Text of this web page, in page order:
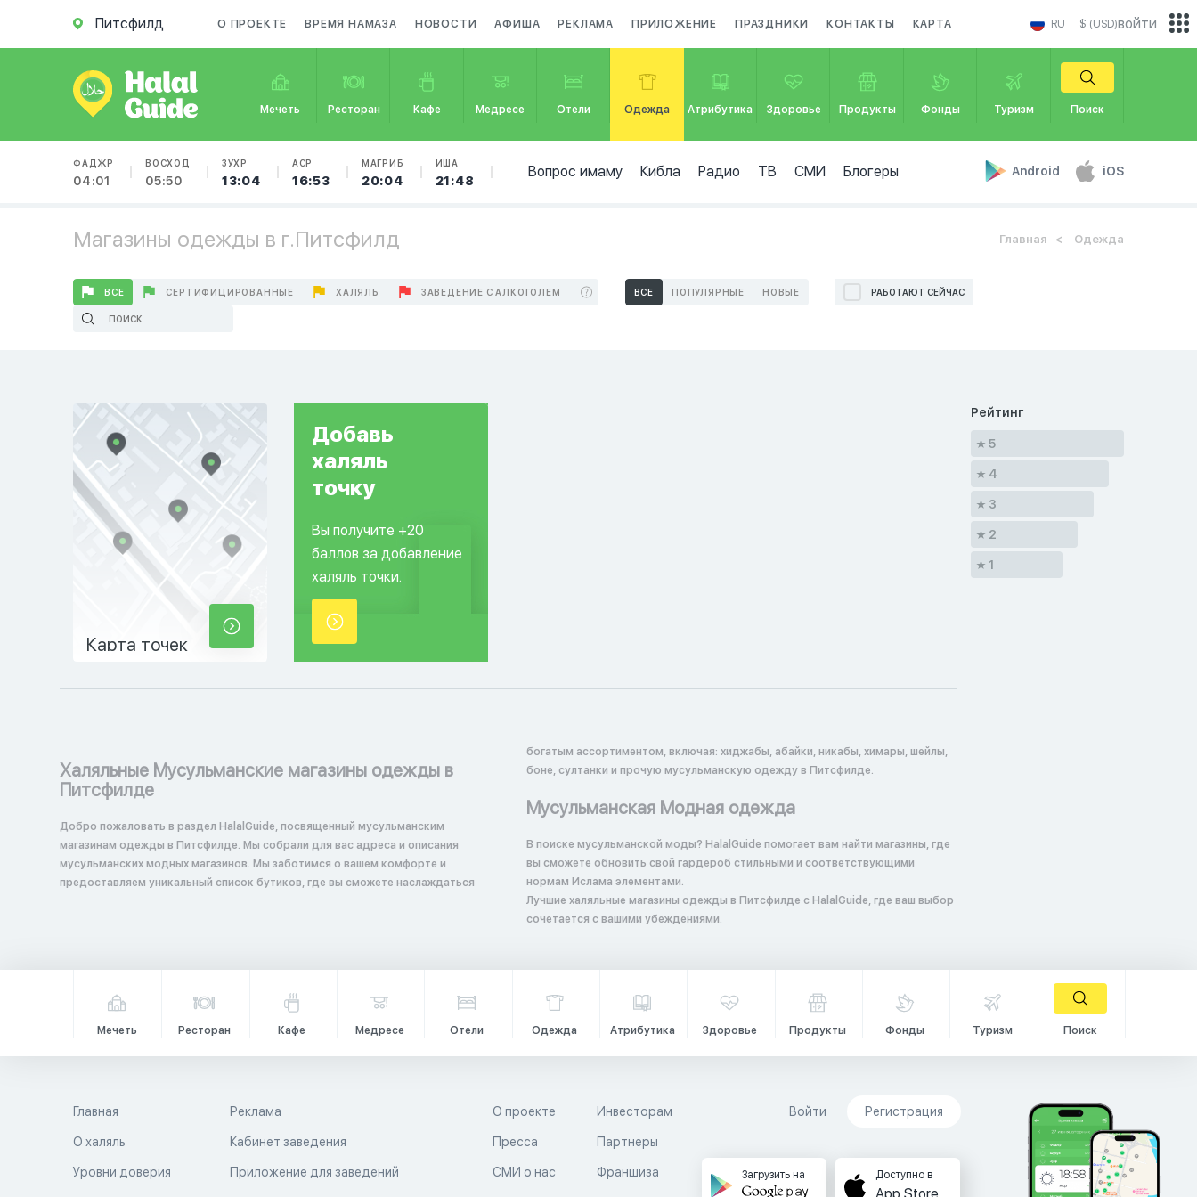
Питсфилд О ПРОЕКТЕ ВРЕМЯ НАМАЗА НОВОСТИ АФИША РЕКЛАМА ПРИЛОЖЕНИЕ ПРАЗДНИКИ КОНТАКТЫ КАРТА RU $ (USD)
Мечеть Ресторан Кафе Медресе Отели Одежда Атрибутика Здоровье Продукты Фонды Туризм Поиск
ФАДЖР
04:01
ВОСХОД
05:50
ЗУХР
13:04
АСР
16:53
МАГРИБ
20:04
ИША
21:48
Вопрос имаму Кибла Радио ТВ СМИ Блогеры Android iOS
войти
Магазины одежды в г.Питсфилд Главная Одежда
ВСЕ СЕРТИФИЦИРОВАННЫЕ ХАЛЯЛЬ ЗАВЕДЕНИЕ С АЛКОГОЛЕМ ВСЕ ПОПУЛЯРНЫЕ НОВЫЕ РАБОТАЮТ СЕЙЧАС
Карта точек
Добавь
халяль
точку
Вы получите +20
баллов за добавление
халяль точки.
Халяльные Мусульманские магазины одежды в
Питсфилде
Добро пожаловать в раздел HalalGuide, посвященный мусульманским
магазинам одежды в Питсфилде. Мы собрали для вас адреса и описания
мусульманских модных магазинов. Мы заботимся о вашем комфорте и
предоставляем уникальный список бутиков, где вы сможете наслаждаться
богатым ассортиментом, включая: хиджабы, абайки, никабы, химары, шейлы,
боне, султанки и прочую мусульманскую одежду в Питсфилде.
Мусульманская Модная одежда
В поиске мусульманской моды? HalalGuide помогает вам найти магазины, где
вы сможете обновить свой гардероб стильными и соответствующими
нормам Ислама элементами.
Лучшие халяльные магазины одежды в Питсфилде с HalalGuide, где ваш выбор
сочетается с вашими убеждениями.
Рейтинг
5
4
3
2
1
Мечеть Ресторан Кафе Медресе Отели Одежда Атрибутика Здоровье Продукты Фонды Туризм Поиск
Главная
О халяль
Уровни доверия
Реклама
Кабинет заведения
Приложение для заведений
О проекте
Пресса
СМИ о нас
Инвесторам
Партнеры
Франшиза
Войти Регистрация
Загрузить на Доступно в